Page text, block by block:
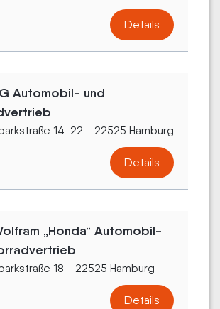
Details
Automobil- und
14-22 - 22525 Hamburg
Details
„Honda“ Automobil-
18 - 22525 Hamburg
Details